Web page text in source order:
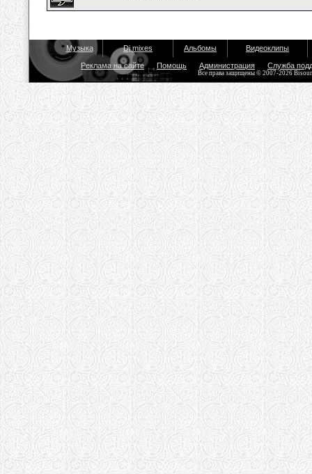
Музыка Dj mixes Альбомы Видеоклипы
Реклама на сайте Помощь Администрация Служба
Все права защищены © 2007-2026